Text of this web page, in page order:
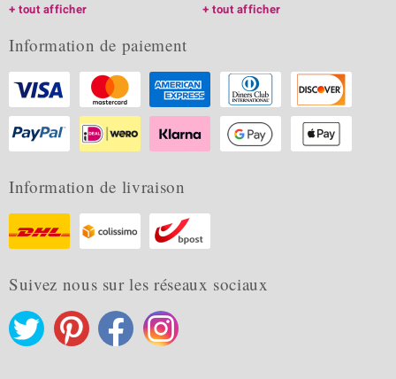
tout afficher
tout afficher
Information de paiement
Information de livraison
Suivez nous sur les réseaux sociaux